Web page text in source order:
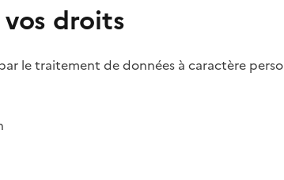
droits
le traitement de données à caractère